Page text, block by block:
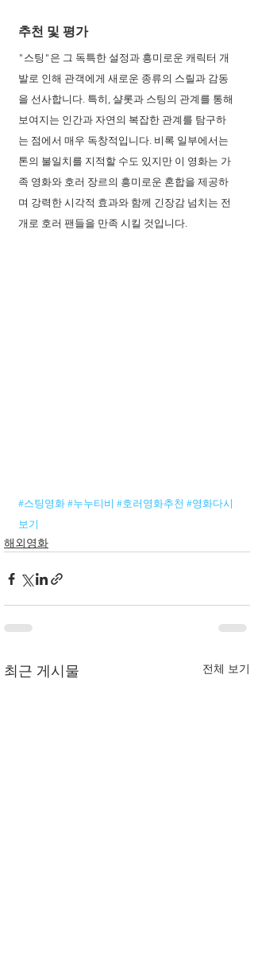
추천 및 평가
"스팅"은 그 독특한 설정과 흥미로운 캐릭터 개
발로 인해 관객에게 새로운 종류의 스릴과 감동
을 선사합니다. 특히, 샬롯과 스팅의 관계를 통해
보여지는 인간과 자연의 복잡한 관계를 탐구하
는 점에서 매우 독창적입니다. 비록 일부에서는
톤의 불일치를 지적할 수도 있지만 이 영화는 가
족 영화와 호러 장르의 흥미로운 혼합을 제공하
며 강력한 시각적 효과와 함께 긴장감 넘치는 전
개로 호러 팬들을 만족 시킬 것입니다.
#스팅영화 #누누티비 #호러영화추천 #영화다시
보기
해외영화
최근 게시물 전체 보기